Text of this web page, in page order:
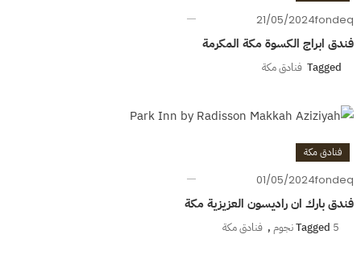
21/05/2024fondeq
فندق ابراج الكسوة مكة المكرمة
Tagged فنادق مكة
فنادق مكة
01/05/2024fondeq
فندق بارك ان راديسون العزيزية مكة
Tagged 5 نجوم , فنادق مكة